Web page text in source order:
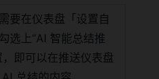
要在仪表盘「设置自
选上“AI 智能总结推
即可以在推送仪表盘